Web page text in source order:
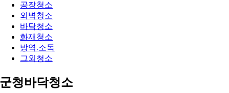
공장청소
외벽청소
바닥청소
화재청소
방역.소독
그외청소
군청바닥청소